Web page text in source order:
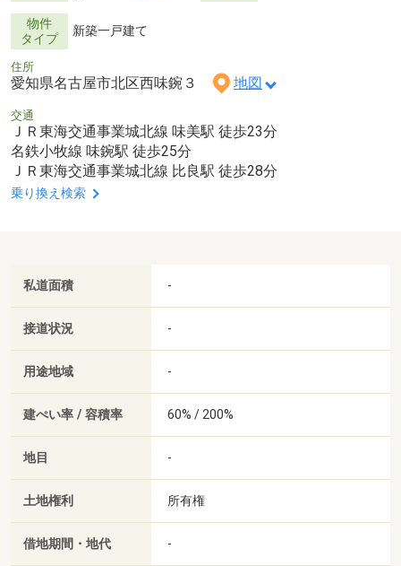
物件
タイプ
新築一戸建て
住所
愛知県名古屋市北区西味鋺３ 地図
交通
ＪＲ東海交通事業城北線 味美駅 徒歩23分
名鉄小牧線 味鋺駅 徒歩25分
ＪＲ東海交通事業城北線 比良駅 徒歩28分
乗り換え検索
私道面積 -
接道状況 -
用途地域 -
建ぺい率 / 容積率 60% / 200%
地目 -
土地権利 所有権
借地期間・地代 -